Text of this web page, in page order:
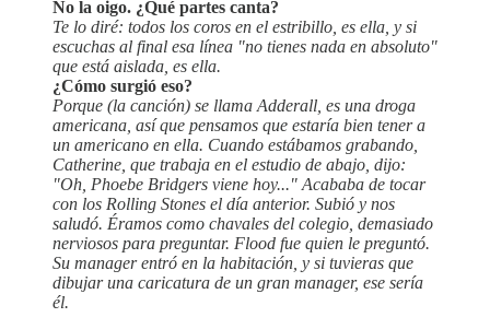
No la oigo. ¿Qué partes canta?
Te lo diré: todos los coros en el estribillo, es ella, y si
escuchas al final esa línea "no tienes nada en absoluto"
que está aislada, es ella.
¿Cómo surgió eso?
Porque (la canción) se llama Adderall, es una droga
americana, así que pensamos que estaría bien tener a
un americano en ella. Cuando estábamos grabando,
Catherine, que trabaja en el estudio de abajo, dijo:
"Oh, Phoebe Bridgers viene hoy..." Acababa de tocar
con los Rolling Stones el día anterior. Subió y nos
saludó. Éramos como chavales del colegio, demasiado
nerviosos para preguntar. Flood fue quien le preguntó.
Su manager entró en la habitación, y si tuvieras que
dibujar una caricatura de un gran manager, ese sería
él.